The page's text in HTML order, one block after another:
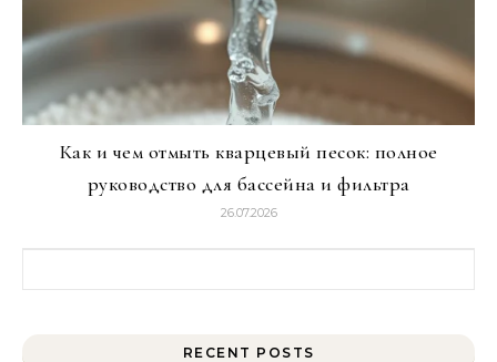
Как и чем отмыть кварцевый песок: полное
руководство для бассейна и фильтра
26.07.2026
RECENT POSTS